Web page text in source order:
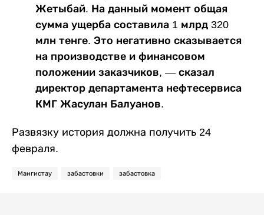
Жетыбай. На данный момент общая
сумма ущерба составила 1 млрд 320
млн тенге. Это негативно сказывается
на производстве и финансовом
положении заказчиков, — сказал
директор департамента нефтесервиса
КМГ Жасулан Балуанов.
Развязку история должна получить 24
февраля.
Мангистау забастовки забастовка